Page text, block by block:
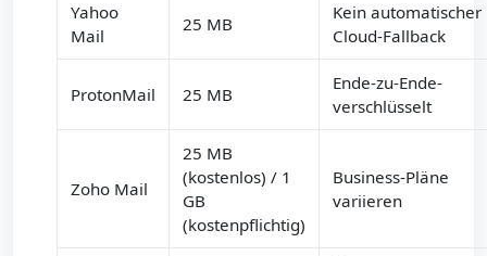
Yahoo
Mail
25 MB
Kein automatischer
Cloud-Fallback
ProtonMail 25 MB
Ende-zu-Ende-
verschlüsselt
Zoho Mail
25 MB
(kostenlos) / 1
GB
(kostenpflichtig)
Business-Pläne
variieren